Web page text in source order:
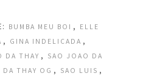
BUMBA MEU BOI ,
ELLE
, GINA INDELICADA ,
DA THAY ,
SAO JOAO DA
THAY OG , SAO LUIS ,